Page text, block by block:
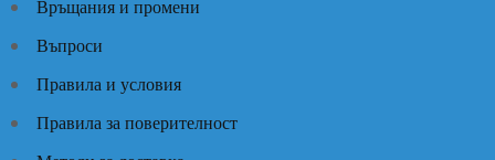
Връщания и промени
Въпроси
Правила и условия
Правила за поверителност